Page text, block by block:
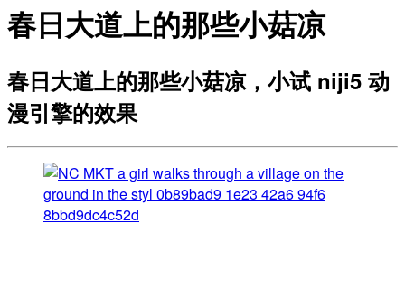
春日大道上的那些小菇凉
春日大道上的那些小菇凉，小试 niji5 动
漫引擎的效果